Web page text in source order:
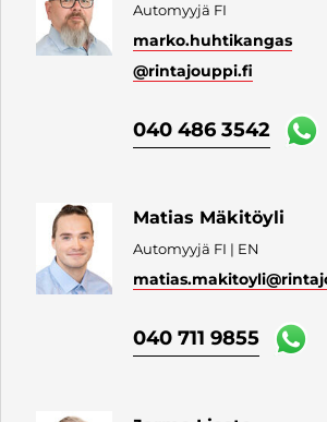
Automyyjä FI
marko.huhtikangas
@rintajouppi.fi
040 486 3542
Matias Mäkitöyli
Automyyjä FI | EN
matias.makitoyli
040 711 9855